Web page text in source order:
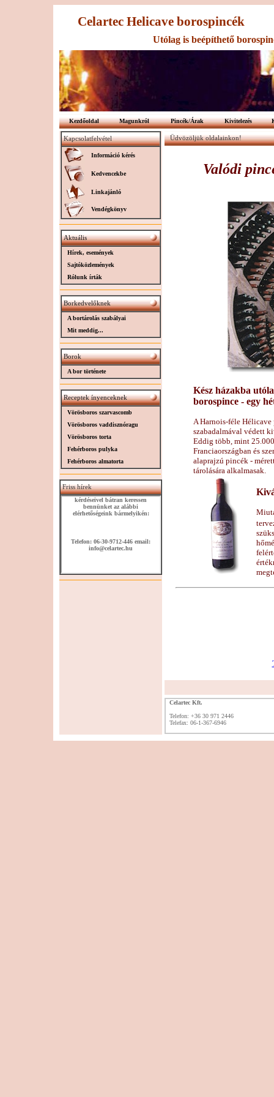
Celartec Helicave borospincék
Utólag is beépíthető
Kezdőoldal Magunkról Pincék/Árak Kivitelezés
Kapcsolatfelvétel
Információ kérés
Kedvencekbe
Linkajánló
Vendégkönyv
Aktuális
Hírek, események
Sajtóközlemények
Rólunk írták
Borkedvelőknek
A bortárolás szabályai
Mit meddig...
Borok
A bor története
Receptek ínyenceknek
Vörösboros szarvascomb
Vörösboros vaddisznóragu
Vörösboros torta
Fehérboros pulyka
Fehérboros almatorta
Friss hírek
Üdvözöljük oldalainkon!
Valódi
Kész házakba
borospince - egy
A Harnois-féle
szabadalmával védett
Eddig több, mint
Franciaországban és
alaprajzú pincék -
tárolására alkalmasak.
Celartec Kft.
Telefon: +36 30 971 2446
Telefax: 06-1-367-6946